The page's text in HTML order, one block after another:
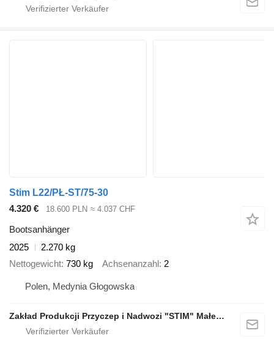
Stim L22/PŁ-ST/75-30
4.320 €
18.600 PLN ≈ 4.037 CHF
Bootsanhänger
2025
2.270 kg
Nettogewicht 730 kg Achsenanzahl 2
Polen, Medynia Głogowska
Zakład Produkcji Przyczep i Nadwozi "STIM" Małecki s.j.